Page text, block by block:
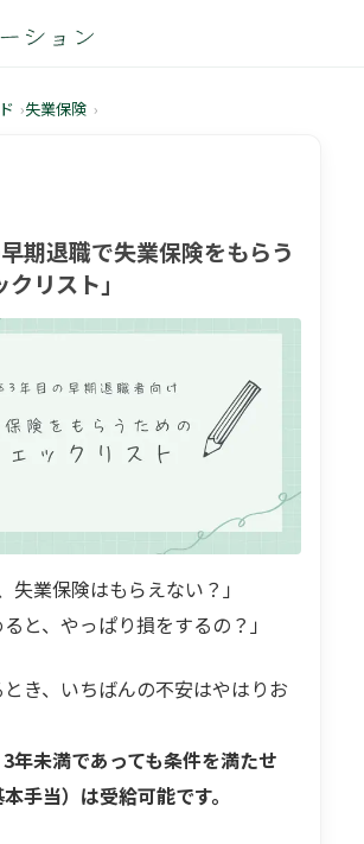
失業保険
期退職で失業保険をもらう
リスト」
失業保険はもらえない？」
と、やっぱり損をするの？」
き、いちばんの不安はやはりお
3年未満であっても条件を満たせ
手当）は受給可能です。